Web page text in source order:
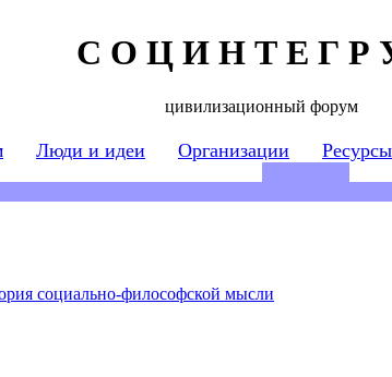
С О Ц И Н Т Е Г Р
цивилизационный форум
Люди и идеи Организации
социально-философской мысли